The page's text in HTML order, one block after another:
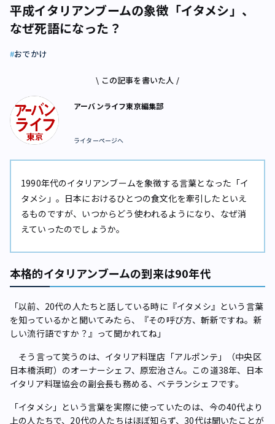
平成イタリアンブームの象徴「イタメシ」、
なぜ死語になった？
おでかけ
\ この記事を書いた人 /
アーバンライフ東京編集部
ライターページへ
1990年代のイタリアンブームを象徴する言葉となった「イ
タメシ」。日本におけるひとつの食文化を牽引したといえ
るものですが、いつからどう使われるようになり、なぜ消
えていったのでしょうか。
本格的イタリアンブームの到来は90年代
「以前、20代の人たちと話している時に『イタメシ』という言葉
を知っているかと聞いてみたら、『その呼び方、斬新ですね。新
しい流行語ですか？』って聞かれてね」
そう言って笑うのは、イタリア料理店「アルポンテ」（中央区
日本橋浜町）のオーナーシェフ、原宏治さん。この道38年、日本
イタリア料理協会の副会長も務める、ベテランシェフです。
「イタメシ」という言葉を実際に使っていたのは、今の40代より
上の人たちで、20代の人たちはほぼ知らず、30代は聞いたことが